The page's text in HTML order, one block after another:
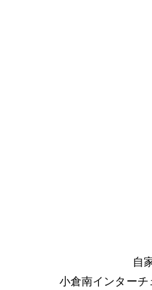
自
小倉南インター